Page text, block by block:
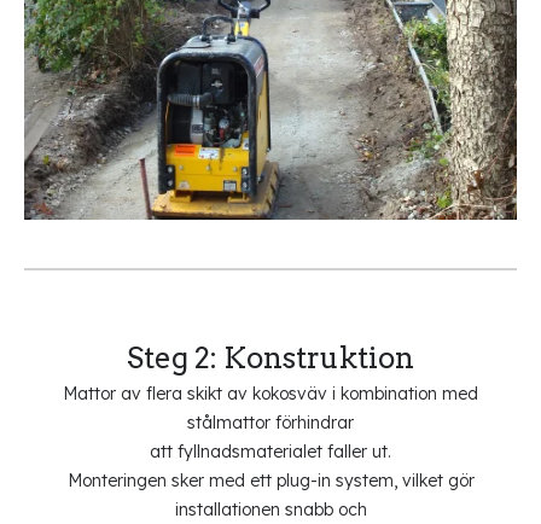
Steg 2: Konstruktion
Mattor av flera skikt av kokosväv i kombination med
stålmattor förhindrar
att fyllnadsmaterialet faller ut.
Monteringen sker med ett plug-in system, vilket gör
installationen snabb och